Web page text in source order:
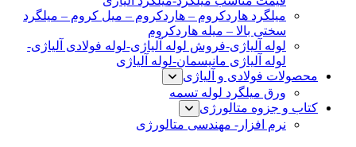
میلگرد هاردکروم – هاردکروم – میل کروم – میلگرد
سختی بالا – میله هاردکروم
لوله آلیاژی-فروش لوله آلیاژی-لوله فولادی آلیاژی-
لوله آلیاژی مانیسمان-لوله آلیاژی
محصولات فولادی و آلیاژی
ورق میلگرد لوله تسمه
کتاب و جزوه متالورژی
نرم افزار- مهندسی متالورژی